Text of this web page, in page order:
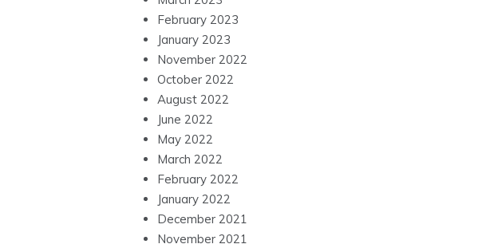
February 2023
January 2023
November 2022
October 2022
August 2022
June 2022
May 2022
March 2022
February 2022
January 2022
December 2021
November 2021